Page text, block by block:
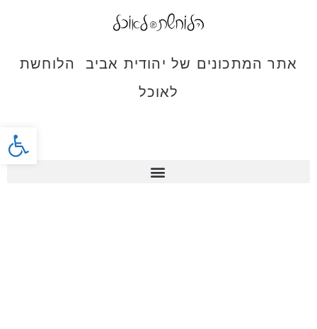
פתח
אתר המתכונים של יהודית אביב הלוחשת
לאוכל